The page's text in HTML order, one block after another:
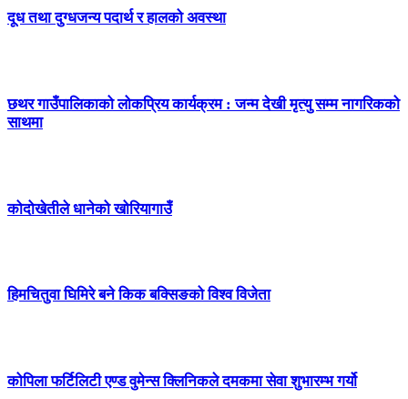
दूध तथा दुग्धजन्य पदार्थ र हालको अवस्था
छथर गाउँपालिकाको लोकप्रिय कार्यक्रम : जन्म देखी मृत्यु सम्म नागरिकको
साथमा
कोदोखेतीले धानेको खोरियागाउँ
हिमचितुवा घिमिरे बने किक बक्सिङको विश्व विजेता
कोपिला फर्टिलिटी एण्ड वुमेन्स क्लिनिकले दमकमा सेवा शुभारम्भ गर्यो